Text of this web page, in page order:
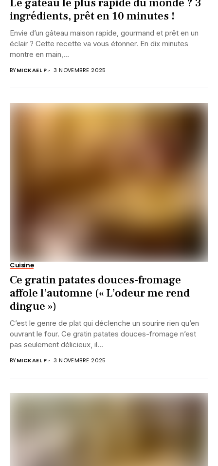
Le gâteau le plus rapide du monde ? 3
ingrédients, prêt en 10 minutes !
Envie d’un gâteau maison rapide, gourmand et prêt en un
éclair ? Cette recette va vous étonner. En dix minutes
montre en main,...
BYMICKAEL P. 3 NOVEMBRE 2025
Cuisine
Ce gratin patates douces-fromage
affole l’automne (« L’odeur me rend
dingue »)
C’est le genre de plat qui déclenche un sourire rien qu’en
ouvrant le four. Ce gratin patates douces-fromage n’est
pas seulement délicieux, il...
BYMICKAEL P. 3 NOVEMBRE 2025